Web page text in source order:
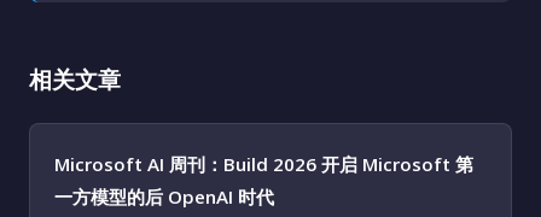
相关文章
Microsoft AI 周刊：Build 2026 开启 Microsoft 第
一方模型的后 OpenAI 时代